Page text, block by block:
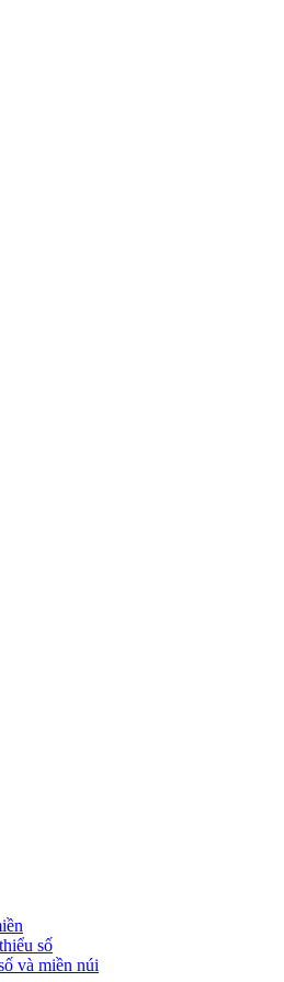
số
và miền núi